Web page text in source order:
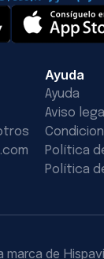
Ayuda
Ayuda
Aviso legal
Política
Política
marca de